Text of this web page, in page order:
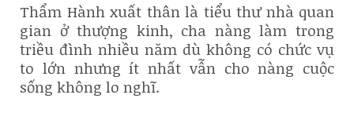
Thẩm Hành xuất thân là tiểu thư nhà quan
gian ở thượng kinh, cha nàng làm trong
triều đình nhiều năm dù không có chức vụ
to lớn nhưng ít nhất vẫn cho nàng cuộc
sống không lo nghĩ.